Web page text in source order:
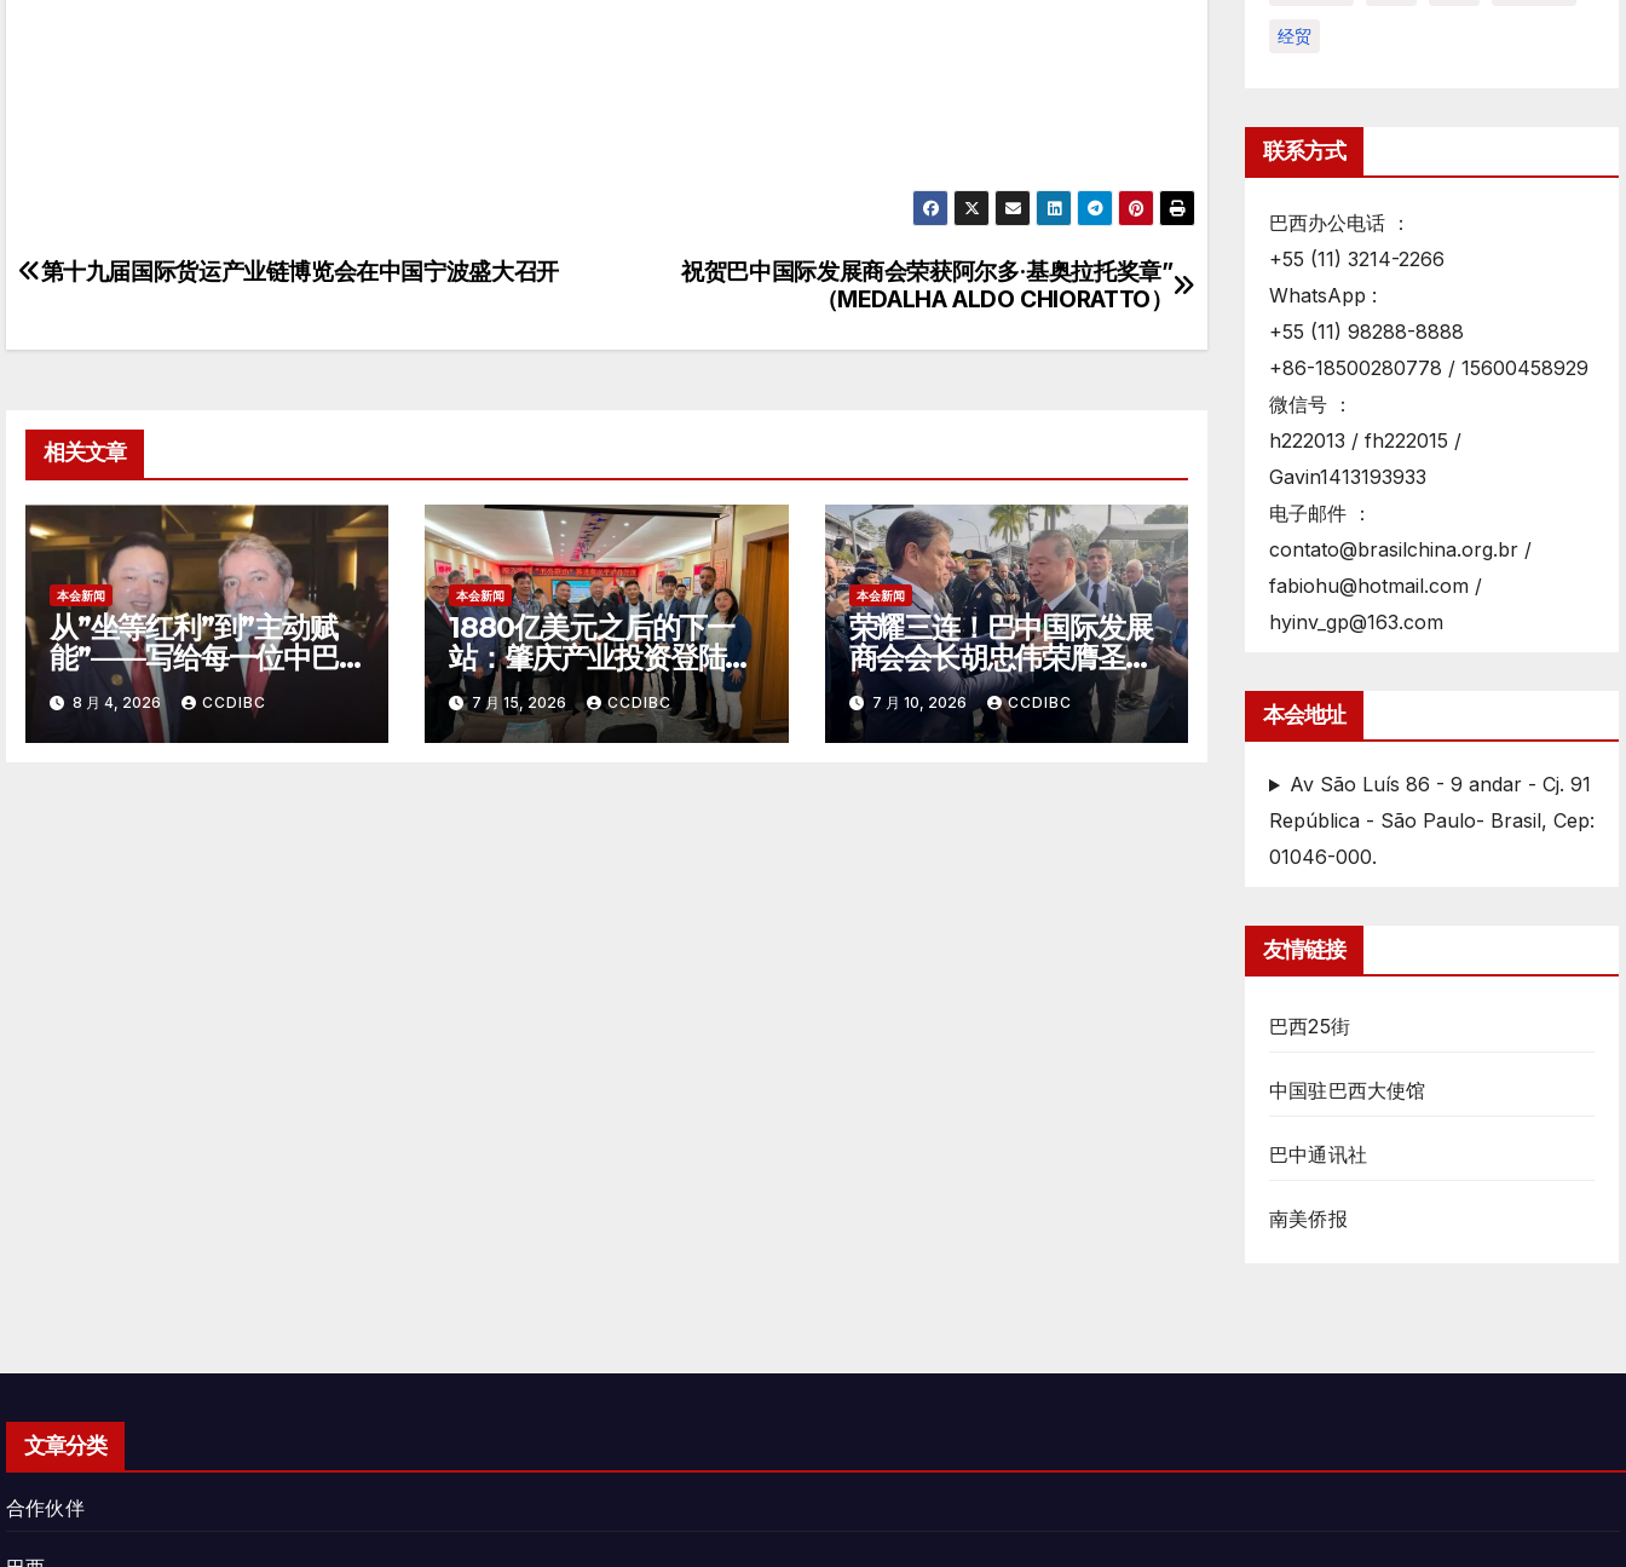
文
航
祝贺巴中国际发展商会荣获阿尔多·基奥拉托奖章”
（MEDALHA ALDO CHIORATTO）
第十九届国际货运产业链博览会在中国宁波盛大召开
相关文章
本会新闻
从”坐等红利”到”主动赋
能”——写给每一位中巴
经贸弄潮者
8 月 4, 2026 CCDIBC
本会新闻
1880亿美元之后的下一
站：肇庆产业投资登陆巴
西圣保罗
7 月 15, 2026 CCDIBC
本会新闻
荣耀三连！巴中国际发展
商会会长胡忠伟荣膺圣保
罗州最高荣誉之一
7 月 10, 2026 CCDIBC
经贸
联系方式
巴西办公电话 ：
+55 (11) 3214-2266
WhatsApp :
+55 (11) 98288-8888
+86-18500280778 / 15600458929
微信号 ：
h222013 / fh222015 /
Gavin1413193933
电子邮件 ：
contato@brasilchina.org.br /
fabiohu@hotmail.com /
hyinv_gp@163.com
本会地址
Av São Luís 86 - 9 andar - Cj. 91
República - São Paulo- Brasil, Cep:
01046-000.
友情链接
巴西25街
中国驻巴西大使馆
巴中通讯社
南美侨报
文章分类
合作伙伴